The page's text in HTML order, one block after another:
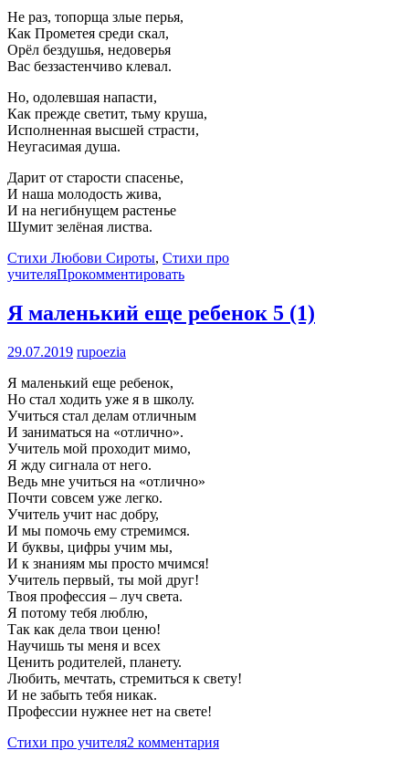
Не раз, топорща злые перья,
Как Прометея среди скал,
Орёл бездушья, недоверья
Вас беззастенчиво клевал.
Но, одолевшая напасти,
Как прежде светит, тьму круша,
Исполненная высшей страсти,
Неугасимая душа.
Дарит от старости спасенье,
И наша молодость жива,
И на негибнущем растенье
Шумит зелёная листва.
Стихи Любови Сироты, Стихи про
учителяПрокомментировать
Я маленький еще ребенок 5 (1)
29.07.2019 rupoezia
Я маленький еще ребенок,
Но стал ходить уже я в школу.
Учиться стал делам отличным
И заниматься на «отлично».
Учитель мой проходит мимо,
Я жду сигнала от него.
Ведь мне учиться на «отлично»
Почти совсем уже легко.
Учитель учит нас добру,
И мы помочь ему стремимся.
И буквы, цифры учим мы,
И к знаниям мы просто мчимся!
Учитель первый, ты мой друг!
Твоя профессия – луч света.
Я потому тебя люблю,
Так как дела твои ценю!
Научишь ты меня и всех
Ценить родителей, планету.
Любить, мечтать, стремиться к свету!
И не забыть тебя никак.
Профессии нужнее нет на свете!
Стихи про учителя2 комментария